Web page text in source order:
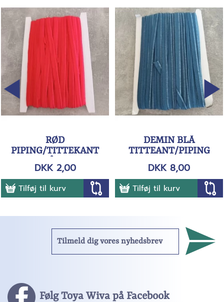
RØD
PIPING/TITTEKANT
BÅND
DKK 2,00
Tilføj til kurv
DEMIN BLÅ
TITTEANT/PIPING
DKK 8,00
Tilføj til kurv
Følg Toya Wiva på Facebook